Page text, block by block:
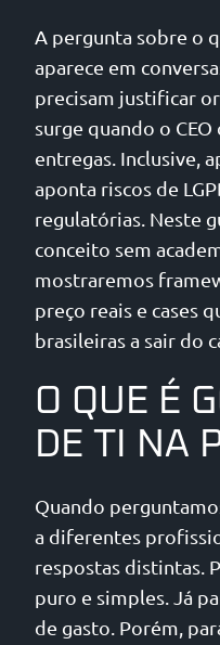
A pergunta sobre o
aparece em
precisam justificar
surge quando o
entregas. Inclusive,
aponta riscos de
regulatórias. Neste
conceito sem
mostraremos
preço reais e cases
brasileiras a sair do
O QUE É
DE TI NA
Quando
a diferentes
respostas distintas.
puro e simples. Já
de gasto. Porém,